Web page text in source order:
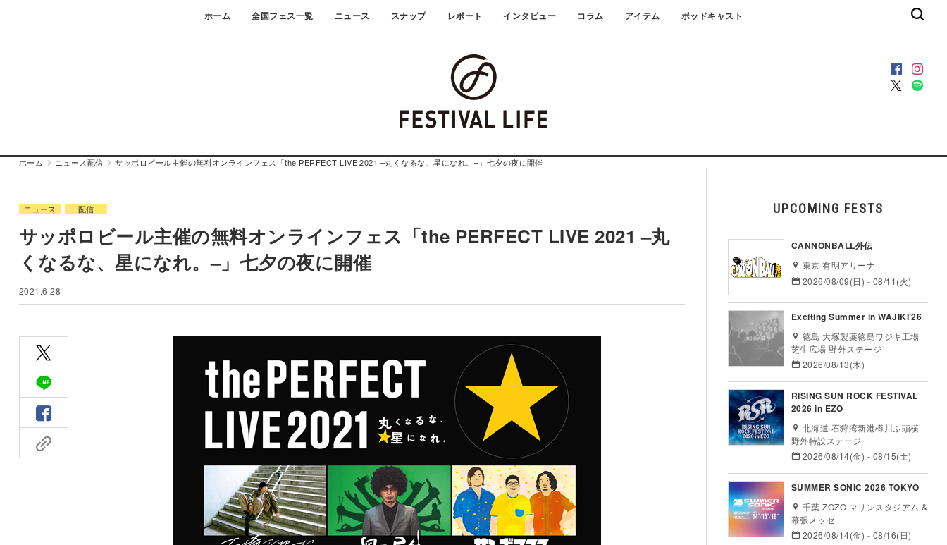
ホーム 全国フェス一覧 ニュース スナップ レポート インタビュー コラム アイテム ポッドキャスト
ホーム ニュース配信 サッポロビール主催の無料オンラインフェス「the PERFECT LIVE 2021 –丸くなるな、星になれ。–」七夕の夜に開催
ニュース 配信
サッポロビール主催の無料オンラインフェス「the PERFECT LIVE 2021 –丸
くなるな、星になれ。–」七夕の夜に開催
2021.6.28
UPCOMING FESTS
CANNONBALL外伝
東京 有明アリーナ
2026/08/09(日) - 08/11(火)
Exciting Summer in WAJIKI’26
徳島 大塚製薬徳島ワジキ工場
芝生広場 野外ステージ
2026/08/13(木)
RISING SUN ROCK FESTIVAL
2026 in EZO
北海道 石狩湾新港樽川ふ頭横
野外特設ステージ
2026/08/14(金) - 08/15(土)
SUMMER SONIC 2026 TOKYO
千葉 ZOZO マリンスタジアム &
幕張メッセ
2026/08/14(金) - 08/16(日)